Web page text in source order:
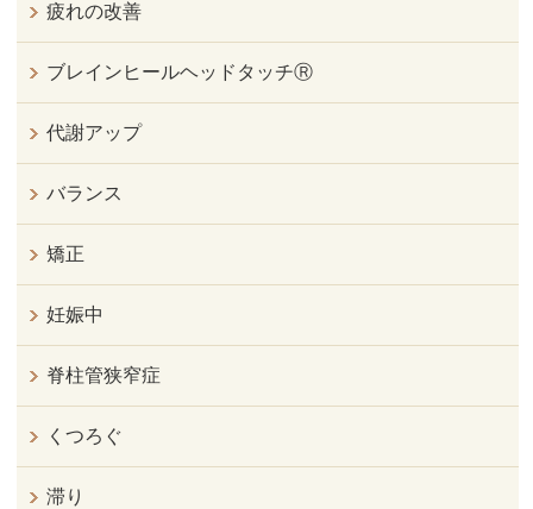
疲れの改善
ブレインヒールヘッドタッチⓇ
代謝アップ
バランス
矯正
妊娠中
脊柱管狭窄症
くつろぐ
滞り